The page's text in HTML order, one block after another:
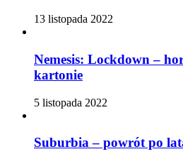
13 listopada 2022
Nemesis: Lockdown –
kartonie
5 listopada 2022
Suburbia – powrót po